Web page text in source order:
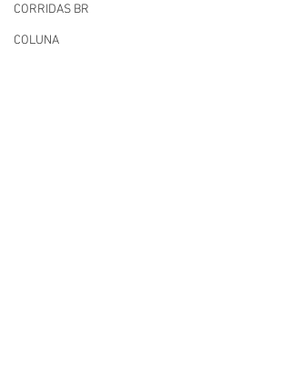
CORRIDAS BR
COLUNA